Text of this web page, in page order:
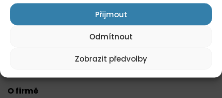
Přijmout
Odmítnout
Zobrazit předvolby
Servisní linka pro zákazníky
volejte PO-PÁ 8.30–15.30
+420 466 566 550
O firmě